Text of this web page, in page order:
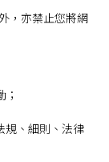
，亦禁止您將網
規、細則、法律